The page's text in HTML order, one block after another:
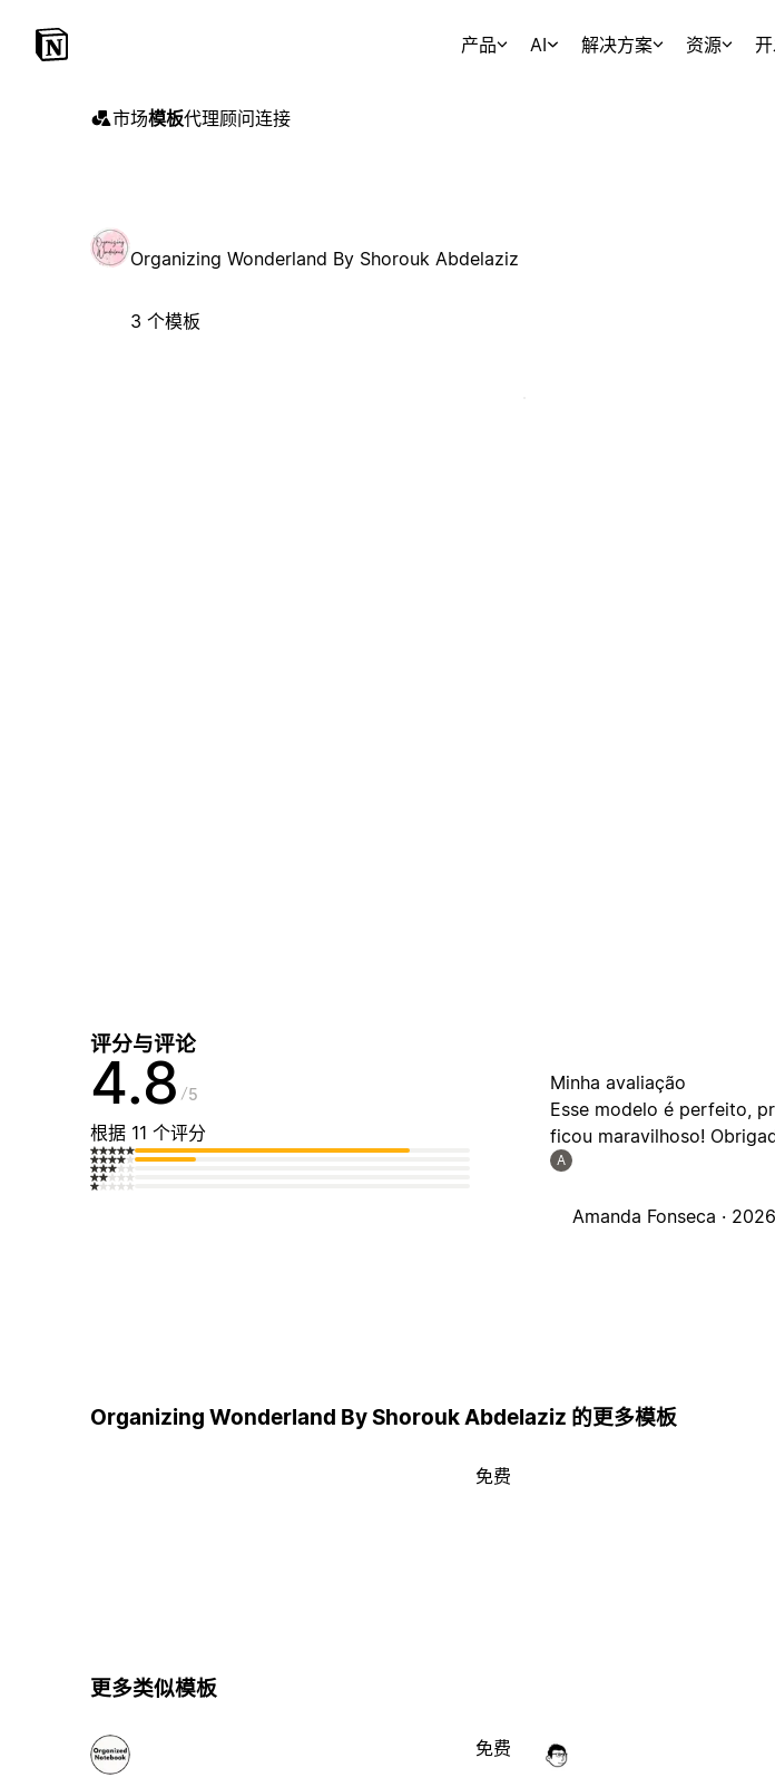
产品 AI 解决方案 资源
市场模板代理顾问连接
Organizing Wonderland By Shorouk Abdelaziz
3 个模板
评分与评论
4.8 5
根据 11 个评分
Minha avaliação
Esse modelo é perfeito,
ficou maravilhoso!
A
Amanda Fonseca ·
Organizing Wonderland By Shorouk Abdelaziz 的更多模板
免费
更多类似模板
免费